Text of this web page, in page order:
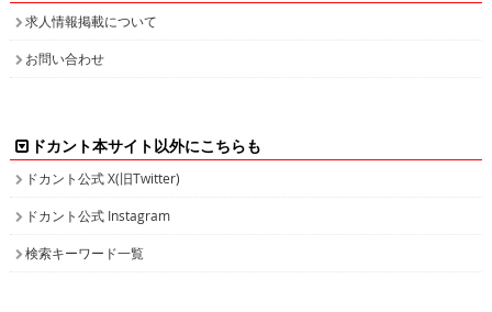
求人情報掲載について
お問い合わせ
ドカント本サイト以外にこちらも
ドカント公式 X(旧Twitter)
ドカント公式 Instagram
検索キーワード一覧